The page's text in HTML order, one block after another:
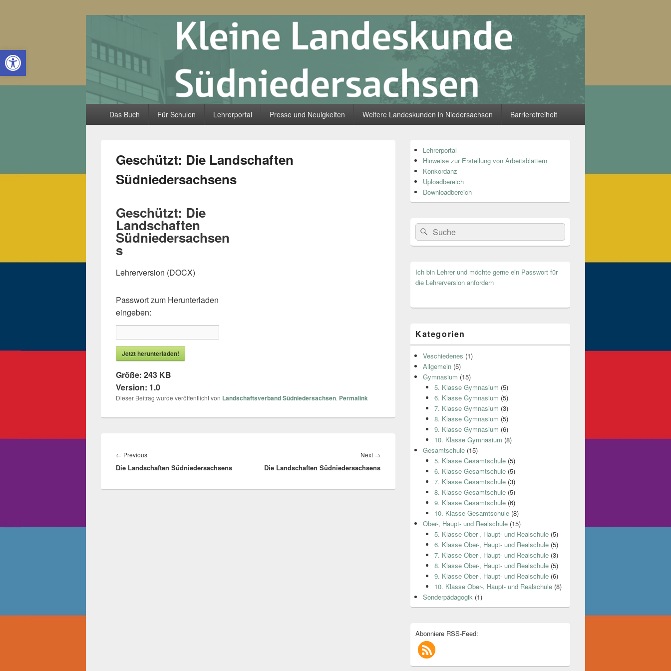
Open toolbar
Kleine Landeskunde Südniedersachsen
Hauptmenü
Das Buch Für Schulen Lehrerportal Presse und Neuigkeiten Weitere Landeskunden in Niedersachsen Barrierefreiheit
Geschützt: Die Landschaften
Südniedersachsens
Geschützt: Die
Landschaften
Südniedersachsen
s
Lehrerversion (DOCX)
Passwort zum Herunterladen
eingeben:
Jetzt herunterladen!
Größe: 243 KB
Version: 1.0
Dieser Beitrag wurde veröffentlicht von Landschaftsverband Südniedersachsen. Permalink
← Previous
post:
Die Landschaften Südniedersachsens
Next →
Die Landschaften Südniedersachsens
Seitenleisten
Widget-
Bereich
Lehrerportal
Hinweise zur Erstellung von Arbeitsblättern
Konkordanz
Uploadbereich
Downloadbereich
Search
for:
Suche
Ich bin Lehrer und möchte gerne ein Passwort für
die Lehrerversion anfordern
Kategorien
Veschiedenes (1)
Allgemein (5)
Gymnasium (15)
5. Klasse Gymnasium (5)
6. Klasse Gymnasium (5)
7. Klasse Gymnasium (3)
8. Klasse Gymnasium (5)
9. Klasse Gymnasium (6)
10. Klasse Gymnasium (8)
Gesamtschule (15)
5. Klasse Gesamtschule(5)
6. Klasse Gesamtschule(5)
7. Klasse Gesamtschule(3)
8. Klasse Gesamtschule(5)
9. Klasse Gesamtschule(6)
10. Klasse Gesamtschule(8)
Ober-, Haupt- und Realschule (15)
5. Klasse Ober-, Haupt- und Realschule(5)
6. Klasse Ober-, Haupt- und Realschule(5)
7. Klasse Ober-, Haupt- und Realschule(3)
8. Klasse Ober-, Haupt- und Realschule(5)
9. Klasse Ober-, Haupt- und Realschule(6)
10. Klasse Ober-, Haupt- und Realschule(8)
Sonderpädagogik (1)
Abonniere RSS-Feed: